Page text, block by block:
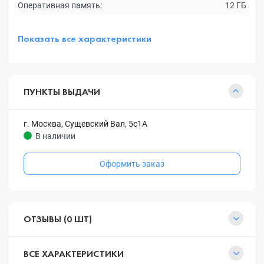
Оперативная память: 12 ГБ
Показать все характеристики
ПУНКТЫ ВЫДАЧИ
г. Москва, Сущевский Вал, 5с1А
В наличии
Оформить заказ
ОТЗЫВЫ (0 ШТ)
ВСЕ ХАРАКТЕРИСТИКИ